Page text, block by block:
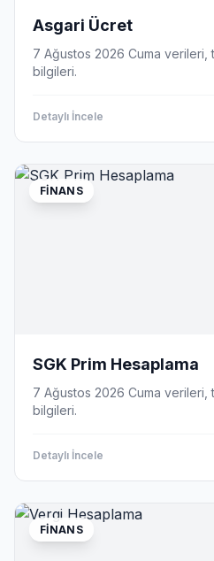
Asgari Ücret
7 Ağustos 2026 Cuma
bilgileri.
Detaylı İncele
FINANS
SGK Prim Hesaplama
7 Ağustos 2026 Cuma
bilgileri.
Detaylı İncele
FINANS